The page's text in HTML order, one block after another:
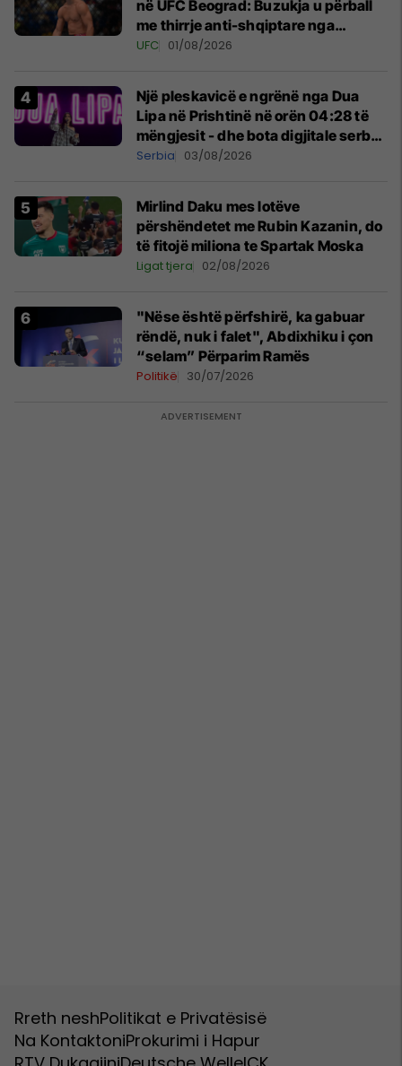
në UFC Beograd: Buzukja u përball
me thirrje anti-shqiptare nga
tribunat
UFC 01/08/2026
Një pleskavicë e ngrënë nga Dua
Lipa në Prishtinë në orën 04:28 të
mëngjesit - dhe bota digjitale serbe
shpall gjendjen e luftës
Serbia 03/08/2026
Mirlind Daku mes lotëve
përshëndetet me Rubin Kazanin, do
të fitojë miliona te Spartak Moska
Ligat tjera 02/08/2026
"Nëse është përfshirë, ka gabuar
rëndë, nuk i falet", Abdixhiku i çon
“selam” Përparim Ramës
Politikë 30/07/2026
Rreth neshPolitikat e Privatësisë
Na KontaktoniProkurimi i Hapur